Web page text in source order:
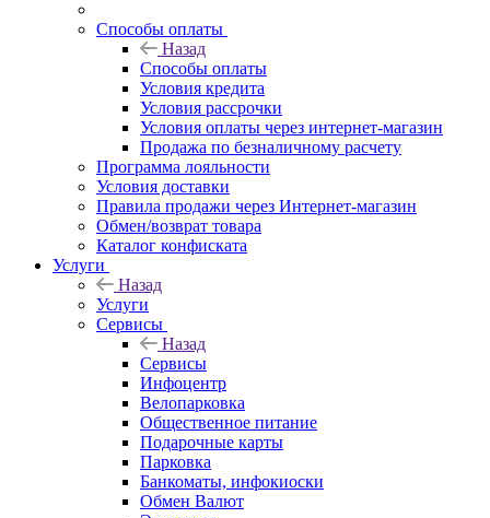
Способы оплаты
Назад
Способы оплаты
Условия кредита
Условия рассрочки
Условия оплаты через интернет-магазин
Продажа по безналичному расчету
Программа лояльности
Условия доставки
Правила продажи через Интернет-магазин
Обмен/возврат товара
Каталог конфиската
Услуги
Назад
Услуги
Сервисы
Назад
Сервисы
Инфоцентр
Велопарковка
Общественное питание
Подарочные карты
Парковка
Банкоматы, инфокиоски
Обмен Валют